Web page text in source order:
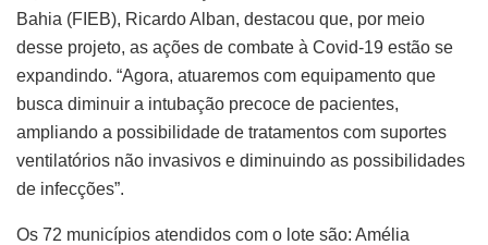
Bahia (FIEB), Ricardo Alban, destacou que, por meio
desse projeto, as ações de combate à Covid-19 estão se
expandindo. “Agora, atuaremos com equipamento que
busca diminuir a intubação precoce de pacientes,
ampliando a possibilidade de tratamentos com suportes
ventilatórios não invasivos e diminuindo as possibilidades
de infecções”.
Os 72 municípios atendidos com o lote são: Amélia